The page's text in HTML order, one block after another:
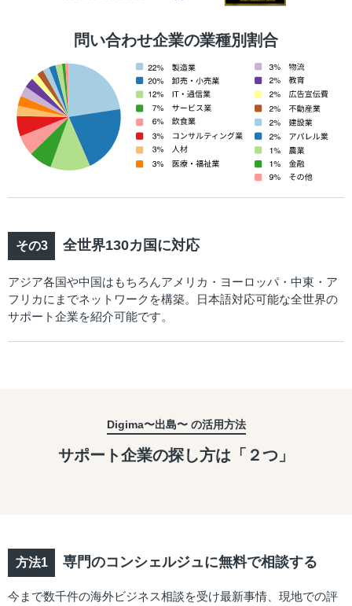
問い合わせ企業の業種別割合
全世界130カ国に対応
アジア各国や中国はもちろんアメリカ・ヨーロッパ・中東・ア
フリカにまでネットワークを構築。日本語対応可能な全世界の
サポート企業を紹介可能です。
Digima〜出島〜 の活用方法
サポート企業の探し方は「２つ」
専門のコンシェルジュに無料で相談する
今まで数千件の海外ビジネス相談を受け最新事情、現地での評